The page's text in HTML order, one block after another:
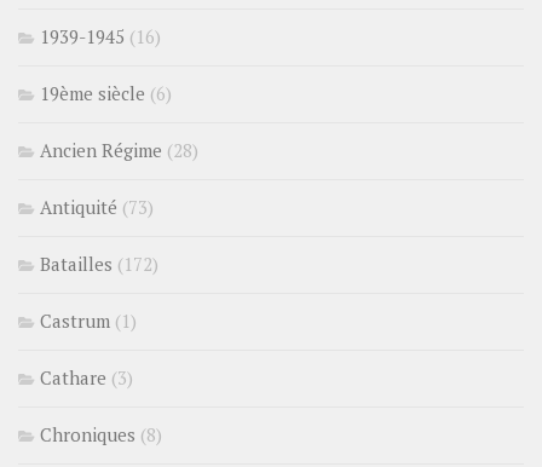
1939-1945 (16)
19ème siècle (6)
Ancien Régime (28)
Antiquité (73)
Batailles (172)
Castrum (1)
Cathare (3)
Chroniques (8)